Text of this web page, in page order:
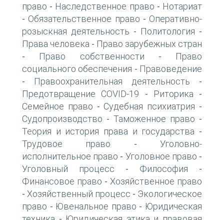
право - Наследственное право - Нотариат
- Обязательственное право - Оперативно-
розыскная деятельность - Политология -
Права человека - Право зарубежных стран
- Право собственности -
Право
социального обеспечения - Правоведение
- Правоохранительная деятельность -
Предотвращение COVID-19 - Риторика -
Семейное право - Судебная психиатрия -
Судопроизводство - Таможенное право -
Теория и история права и государства -
Трудовое право -Уголовно-
исполнительное право - Уголовное право -
Уголовный процесс - Философия -
Финансовое право - Хозяйственное право
- Хозяйственный процесс - Экологическое
право - Ювенальное право - Юридическая